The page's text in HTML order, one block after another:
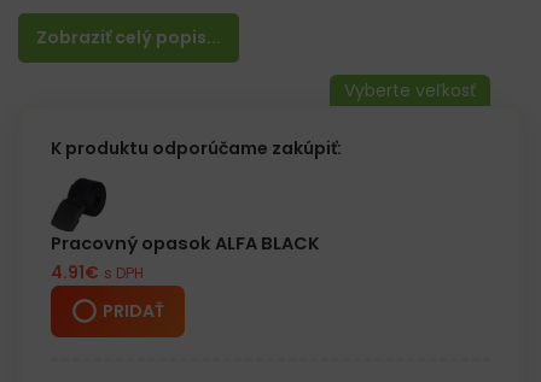
Zobraziť celý popis...
Vlastnosti:
– Hrubší, pevný a farebne stály materiál
– Guma v páse v zadnej časti zvyšuje voľnosť pohybu
– Dve bočné vrecká
– Jedno vrecko na nohe na suchý zips
Opasok nie je súčasťou balenia (je potrebné si ho objednať
osobitne)
K produktu odporúčame zakúpiť:
Pracovný opasok ALFA BLACK
4.91€ s DPH
PRIDAŤ